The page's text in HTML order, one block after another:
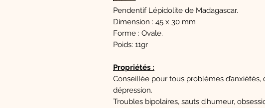
Pendentif Lépidolite de Madagascar.
Dimension : 45 x 30 mm
Forme : Ovale.
Poids: 11gr
Propriétés :
Conseillée pour tous problèmes d’anxiétés,
dépression.
Troubles bipolaires, sauts d’humeur,